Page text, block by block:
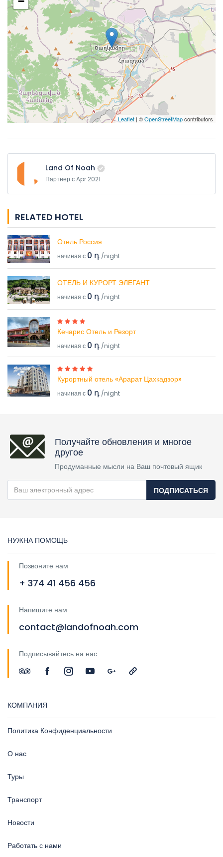
Leaflet | ©OpenStreetMapcontributors
Land Of Noah
Партнер с Apr 2021
RELATED HOTEL
Отель Россия
начиная с 0 դ /night
ОТЕЛЬ И КУРОРТ ЭЛЕГАНТ
начиная с 0 դ /night
Кечарис Отель и Резорт
начиная с 0 դ /night
Курортный отель «Арарат Цахкадзор»
начиная с 0 դ /night
Получайте обновления и многое
другое
Продуманные мысли на Ваш почтовый ящик
ПОДПИСАТЬСЯ
НУЖНА ПОМОЩЬ
Позвоните нам
+ 374 41 456 456
Напишите нам
contact@landofnoah.com
Подписывайтесь на нас
КОМПАНИЯ
Политика Конфиденциальности
О нас
Туры
Транспорт
Новости
Работать с нами